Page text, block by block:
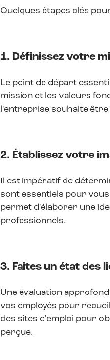
Quelques étapes clés
1. Définissez votre
Le point de départ
mission et les valeurs
l'entreprise souhaite être
2. Établissez votre
Il est impératif de
sont essentiels pour
permet d'élaborer une
professionnels.
3. Faites un état des
Une évaluation
vos employés pour
des sites d'emploi pour
perçue.